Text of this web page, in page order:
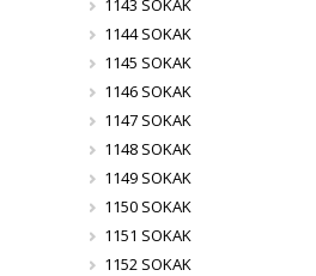
1143 SOKAK
1144 SOKAK
1145 SOKAK
1146 SOKAK
1147 SOKAK
1148 SOKAK
1149 SOKAK
1150 SOKAK
1151 SOKAK
1152 SOKAK